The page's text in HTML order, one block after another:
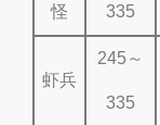
怪 335
虾兵
245～
335